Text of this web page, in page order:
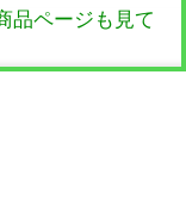
品ページも見て